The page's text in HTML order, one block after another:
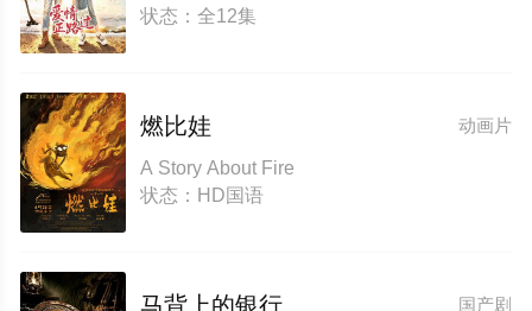
状态：全12集
动画片
燃比娃
A Story About Fire
状态：HD国语
国产剧
马背上的银行